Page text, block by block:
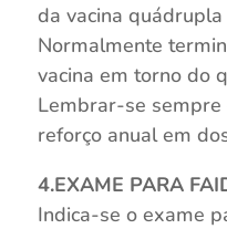
da vacina
Normalmente
vacina em torno do
Lembrar-se
reforço anual em
4.EXAME PARA
Indica-se o exame